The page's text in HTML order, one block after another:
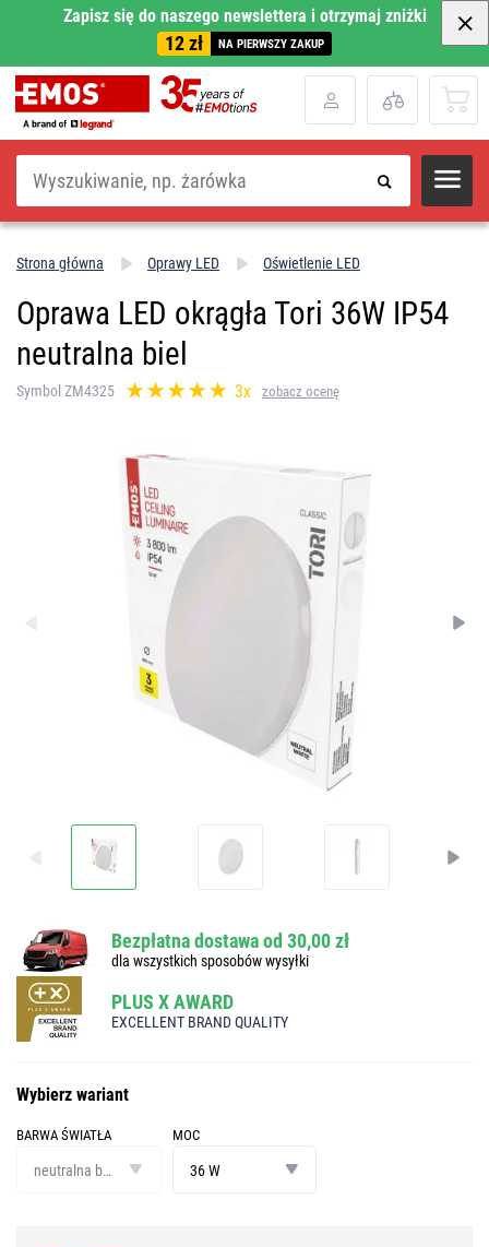
Zapisz się do naszego newslettera i otrzymaj zniżki
12 zł NA PIERWSZY ZAKUP
Szukaj
Strona główna Oprawy LED Oświetlenie LED
Oprawa LED okrągła Tori 36W IP54
neutralna biel
Symbol ZM4325 3x zobacz ocenę
Bezpłatna dostawa od 30,00 zł
dla wszystkich sposobów wysyłki
PLUS X AWARD
EXCELLENT BRAND QUALITY
Wybierz wariant
BARWA ŚWIATŁA
światła
neutralna biel
MOC
36 W